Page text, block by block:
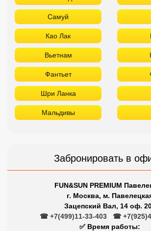
Самуй
Као Лак
Вьетнам
Фантьет
Шри Ланка
Мальдивы
Забронировать в
FUN&SUN PREMIUM
г. Москва, м.
Зацепский Вал, 14 оф.
☎ +7(499)11-33-403
☎
✅ Время работы: